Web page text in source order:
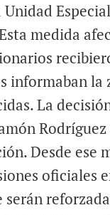
medida
informaban
La
Desde ese
oficiales